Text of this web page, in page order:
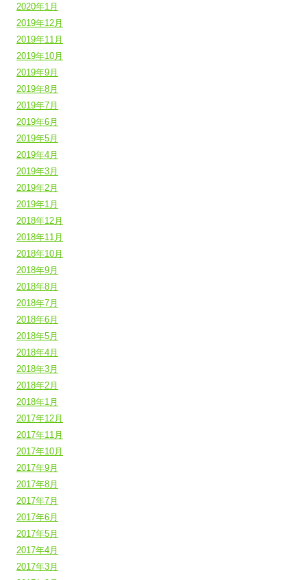
2020年1月
2019年12月
2019年11月
2019年10月
2019年9月
2019年8月
2019年7月
2019年6月
2019年5月
2019年4月
2019年3月
2019年2月
2019年1月
2018年12月
2018年11月
2018年10月
2018年9月
2018年8月
2018年7月
2018年6月
2018年5月
2018年4月
2018年3月
2018年2月
2018年1月
2017年12月
2017年11月
2017年10月
2017年9月
2017年8月
2017年7月
2017年6月
2017年5月
2017年4月
2017年3月